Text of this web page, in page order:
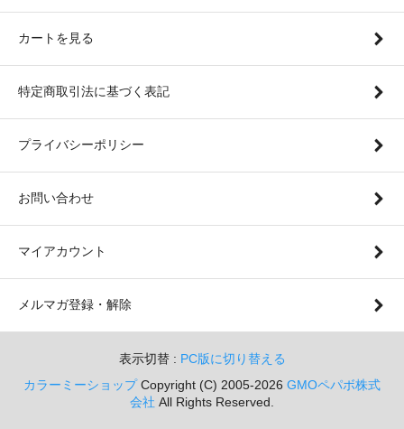
カートを見る
特定商取引法に基づく表記
プライバシーポリシー
お問い合わせ
マイアカウント
メルマガ登録・解除
表示切替 : PC版に切り替える
カラーミーショップCopyright (C) 2005-2026 GMOペパボ株式
会社 All Rights Reserved.